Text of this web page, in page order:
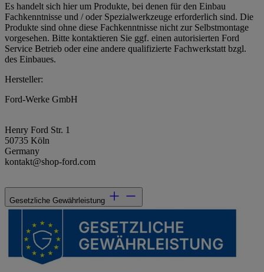
Es handelt sich hier um Produkte, bei denen für den Einbau
Fachkenntnisse und / oder Spezialwerkzeuge erforderlich sind. Die
Produkte sind ohne diese Fachkenntnisse nicht zur Selbstmontage
vorgesehen. Bitte kontaktieren Sie ggf. einen autorisierten Ford
Service Betrieb oder eine andere qualifizierte Fachwerkstatt bzgl.
des Einbaues.
Hersteller:
Ford-Werke GmbH
Henry Ford Str. 1
50735 Köln
Germany
kontakt@shop-ford.com
Gesetzliche Gewährleistung